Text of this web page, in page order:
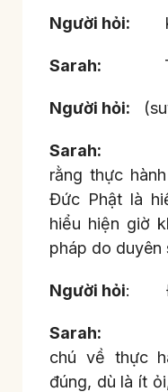
Người hỏi:
Sarah: Tại
Người hỏi:
Sarah: Bởi
rằng thực
Đức Phật là
hiểu hiện giờ
pháp do duyên
Người hỏi:
Sarah: Dựa
chú về thực
đúng, dù là ít